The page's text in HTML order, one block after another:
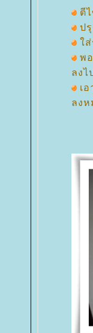
ตี
ป
ส่
พ
ลง
เ
ลงห